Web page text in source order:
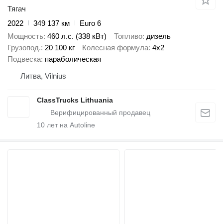
Тягач
2022
349 137 км
Euro 6
Мощность 460 л.с. (338 кВт) Топливо дизель
Грузопод. 20 100 кг Колесная формула 4x2
Подвеска параболическая
Литва, Vilnius
ClassTrucks Lithuania
10 лет на Autoline